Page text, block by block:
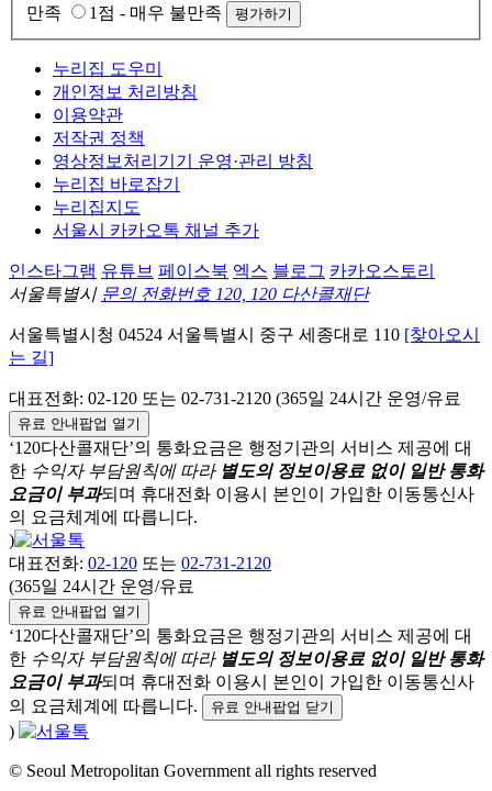
만족
1점 - 매우 불만족 평가하기
누리집 도우미
개인정보 처리방침
이용약관
저작권 정책
영상정보처리기기 운영·관리 방침
누리집 바로잡기
누리집지도
서울시 카카오톡 채널 추가
인스타그램 유튜브 페이스북 엑스 블로그 카카오스토리
서울특별시 문의 전화번호 120, 120 다산콜재단
서울특별시청 04524 서울특별시 중구 세종대로 110 [찾아오시
는 길]
대표전화: 02-120 또는 02-731-2120 (365일 24시간 운영/유료
유료 안내팝업 열기
‘120다산콜재단’의 통화요금은 행정기관의 서비스 제공에 대
한 수익자 부담원칙에 따라 별도의 정보이용료 없이 일반 통화
요금이 부과되며 휴대전화 이용시 본인이 가입한 이동통신사
의 요금체계에 따릅니다.
)
대표전화: 02-120 또는 02-731-2120
(365일 24시간 운영/유료
유료 안내팝업 열기
‘120다산콜재단’의 통화요금은 행정기관의 서비스 제공에 대
한 수익자 부담원칙에 따라 별도의 정보이용료 없이 일반 통화
요금이 부과되며 휴대전화 이용시 본인이 가입한 이동통신사
의 요금체계에 따릅니다.
유료 안내팝업 닫기
)
© Seoul Metropolitan Government all rights reserved